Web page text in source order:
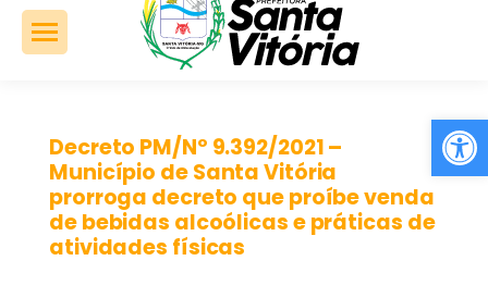
Decreto PM/Nº 9.392/2021 –
Município de Santa Vitória
prorroga decreto que proíbe venda
de bebidas alcoólicas e práticas de
atividades físicas